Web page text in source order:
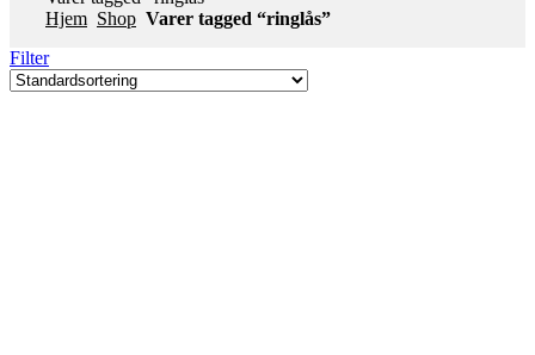
Hjem Shop Varer tagged “ringlås”
Filter